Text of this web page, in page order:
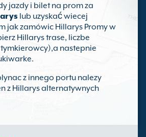
jazdy i bilet na prom za
lub uzyskać wiecej
jak zamówic Hillarys Promy w
Hillarys trase, liczbe
nastepnie
z innego portu nalezy
z Hillarys alternatywnych